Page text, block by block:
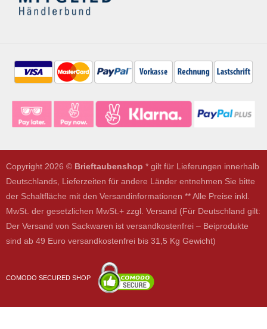
Copyright 2026 © Brieftaubenshop * gilt für Lieferungen innerhalb
Deutschlands, Lieferzeiten für andere Länder entnehmen Sie bitte
der Schaltfläche mit den Versandinformationen ** Alle Preise inkl.
MwSt. der gesetzlichen MwSt.+ zzgl. Versand (Für Deutschland gilt:
Der Versand von Sackwaren ist versandkostenfrei – Beiprodukte
sind ab 49 Euro versandkostenfrei bis 31,5 Kg Gewicht)
COMODO SECURED SHOP